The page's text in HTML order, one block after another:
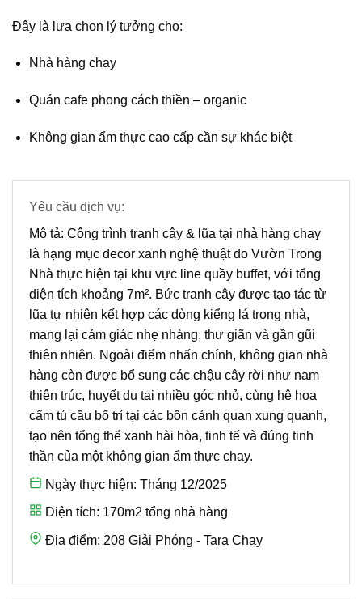
Đây là lựa chọn lý tưởng cho:
Nhà hàng chay
Quán cafe phong cách thiền – organic
Không gian ẩm thực cao cấp cần sự khác biệt
Yêu cầu dịch vụ:
Mô tả: Công trình tranh cây & lũa tại nhà hàng chay
là hạng mục decor xanh nghệ thuật do Vườn Trong
Nhà thực hiện tại khu vực line quầy buffet, với tổng
diện tích khoảng 7m². Bức tranh cây được tạo tác từ
lũa tự nhiên kết hợp các dòng kiểng lá trong nhà,
mang lại cảm giác nhẹ nhàng, thư giãn và gần gũi
thiên nhiên. Ngoài điểm nhấn chính, không gian nhà
hàng còn được bổ sung các chậu cây rời như nam
thiên trúc, huyết dụ tại nhiều góc nhỏ, cùng hệ hoa
cẩm tú cầu bố trí tại các bồn cảnh quan xung quanh,
tạo nên tổng thể xanh hài hòa, tinh tế và đúng tinh
thần của một không gian ẩm thực chay.
Ngày thực hiện: Tháng 12/2025
Diện tích: 170m2 tổng nhà hàng
Địa điểm: 208 Giải Phóng - Tara Chay